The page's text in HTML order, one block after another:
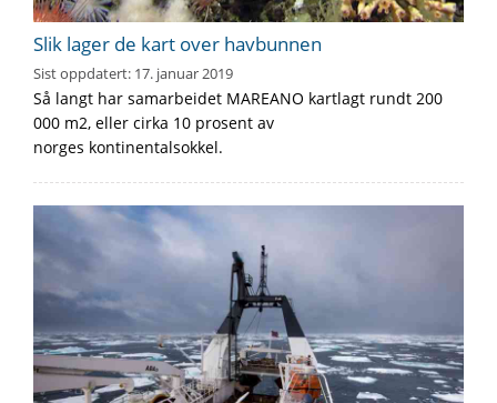
Slik lager de kart over havbunnen
Sist oppdatert: 17. januar 2019
Så langt har samarbeidet MAREANO kartlagt rundt 200
000 m2, eller cirka 10 prosent av
norges kontinentalsokkel.